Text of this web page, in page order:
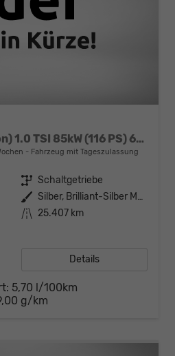
Selection (Selection) 1.0 TSI 85kW (116 PS) 6-Gang Schaltgetriebe
Fahrzeug mit Tageszulassung
Getriebe Schaltgetriebe
Außenfarbe
Silber, Brilliant-Silber Metallic (8E)
Kilometerstand 25.407 km
Details
5,70 l/100km
g/km